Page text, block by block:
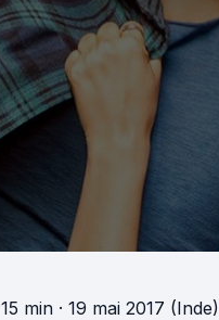
min · 19 mai 2017 (Inde)